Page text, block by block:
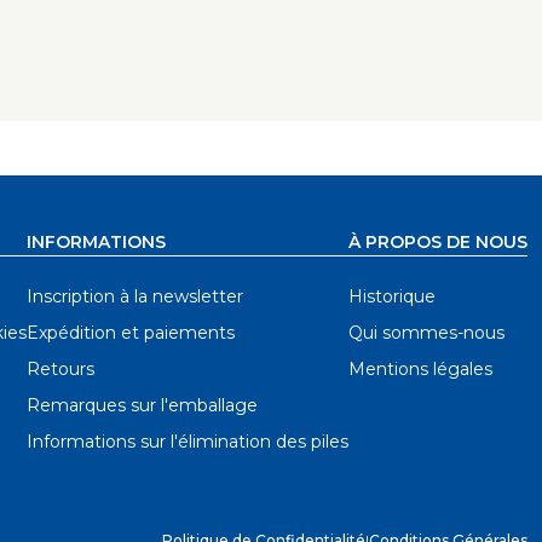
fin (worm drive).
en plastique, car cela peut affecter la
INFORMATIONS
Inscription à la newsletter
Expédition et paiements
Retours
Remarques sur l'emballage
Informations sur l'élimination des piles
À PROPOS DE NOUS
Historique
Qui sommes-nous
Mentions légales